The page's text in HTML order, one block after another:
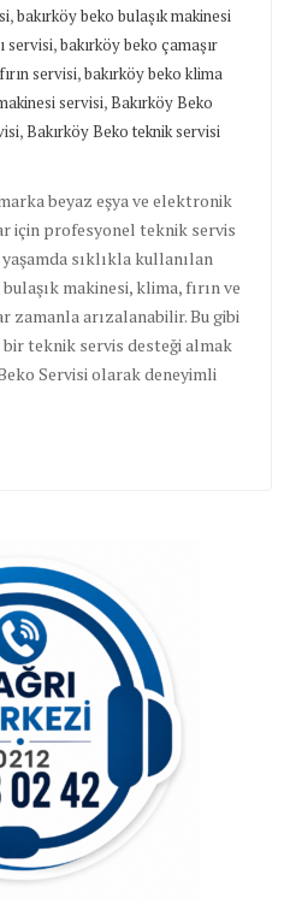
,bakırköy beko bulaşık makinesi
servisi,bakırköy beko çamaşır
servisi,bakırköy beko klima
servisi,Bakırköy Beko
,Bakırköy Beko teknik servisi
beyaz eşya ve elektronik
için profesyonel teknik servis
sıklıkla kullanılan
makinesi, klima, fırın ve
zamanla arızalanabilir. Bu gibi
teknik servis desteği almak
Servisi olarak deneyimli